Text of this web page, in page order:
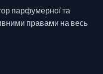
парфумерної та
правами на весь